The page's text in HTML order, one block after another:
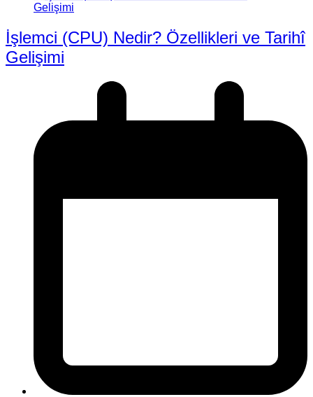
İşlemci (CPU) Nedir? Özellikleri ve Tarihî
Gelişimi